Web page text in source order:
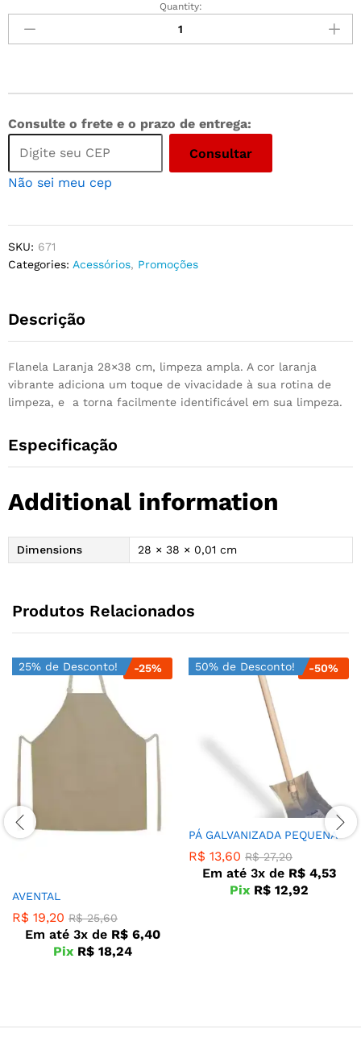
Quantity:
Consulte o frete e o prazo de entrega:
Consultar
Não sei meu cep
SKU: 671
Categories: Acessórios, Promoções
Descrição
Flanela Laranja 28×38 cm, limpeza ampla. A cor laranja
vibrante adiciona um toque de vivacidade à sua rotina de
limpeza, e a torna facilmente identificável em sua limpeza.
Especificação
Additional information
Dimensions 28 × 38 × 0,01 cm
Produtos Relacionados
25% de Desconto! -25%
AVENTAL
R$ 19,20 R$25,60
Em até 3x de R$6,40
Pix R$18,24
50% de Desconto! -50%
PÁ GALVANIZADA PEQUENA
R$ 13,60 R$27,20
Em até 3x de R$4,53
Pix R$12,92